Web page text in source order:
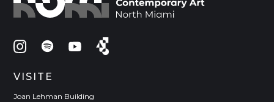
VISITE
Joan Lehman Building